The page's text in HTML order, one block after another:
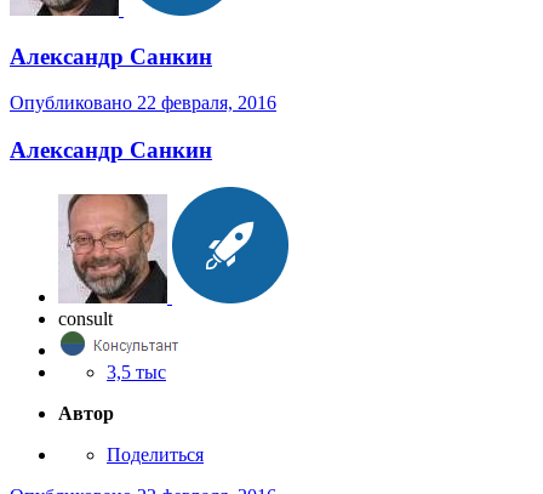
Александр Санкин
Опубликовано 22 февраля, 2016
Александр Санкин
consult
3,5 тыс
Автор
Поделиться